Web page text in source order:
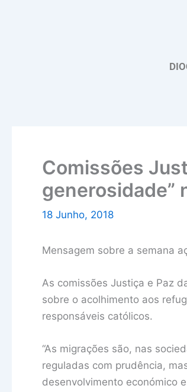
Comissões
generosidade”
18 Junho, 2018
Mensagem sobre a semana
As comissões Justiça e Paz
sobre o acolhimento aos
responsáveis católicos.
“As migrações são, nas
reguladas com prudência,
desenvolvimento económico